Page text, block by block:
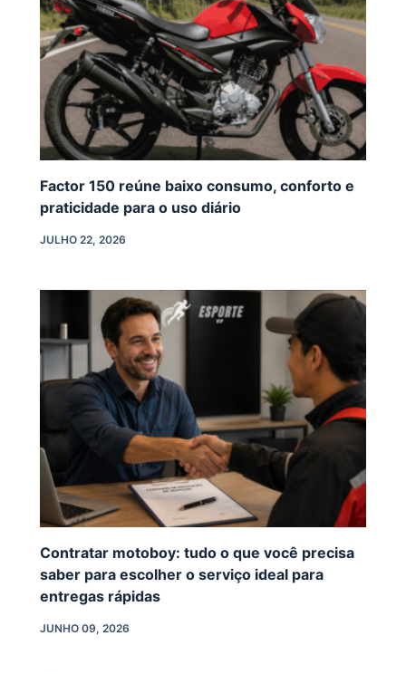
Factor 150 reúne baixo consumo, conforto e
praticidade para o uso diário
JULHO 22, 2026
Contratar motoboy: tudo o que você precisa
saber para escolher o serviço ideal para
entregas rápidas
JUNHO 09, 2026